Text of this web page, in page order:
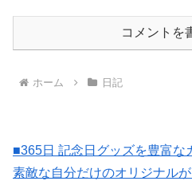
コメントを
ホーム 日記
■365日 記念日グッズを豊富な
素敵な自分だけのオリジナル